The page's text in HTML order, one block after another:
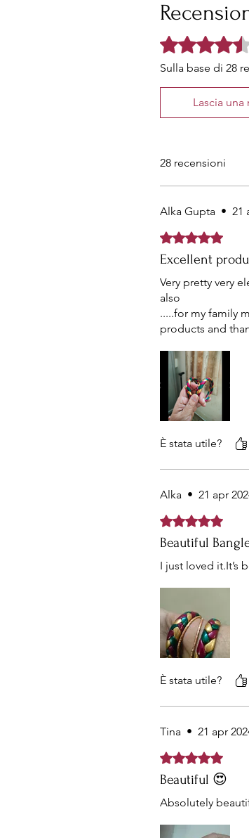
Valutazione 4,6
Sulla base di 28
Lascia
28 recensioni
Alka Gupta • 21
Valutazione 5
Excellent
Very pretty very
also
.....for my family
products and
È stata utile?
Alka • 21 apr
Valutazione 5
Beautiful
I just loved it.It’s
È stata utile?
Tina • 21 apr
Valutazione 5
Beautiful 😍
Absolutely